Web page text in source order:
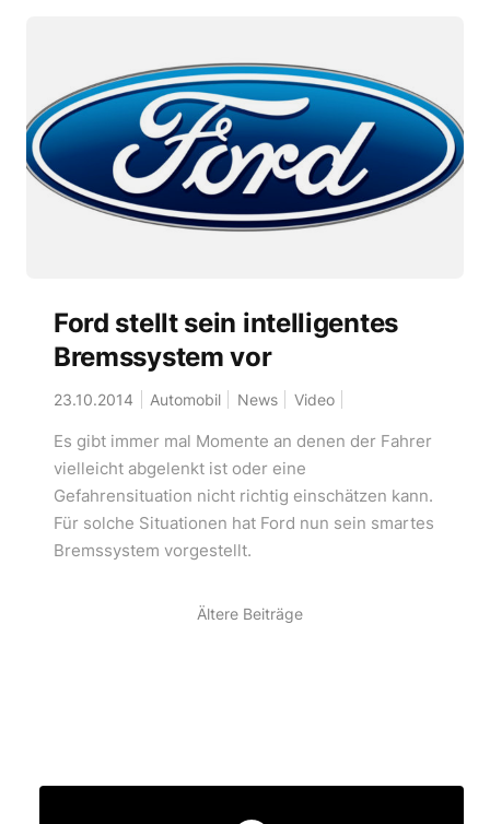
Ford stellt sein intelligentes
Bremssystem vor
23.10.2014 Automobil News Video
Es gibt immer mal Momente an denen der Fahrer
vielleicht abgelenkt ist oder eine
Gefahrensituation nicht richtig einschätzen kann.
Für solche Situationen hat Ford nun sein smartes
Bremssystem vorgestellt.
Ältere Beiträge